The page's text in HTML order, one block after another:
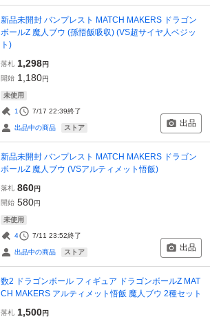
新品未開封 バンプレスト MATCH MAKERS ドラゴン
ボールZ 魔人ブウ (孫悟飯吸収) (VS超サイヤ人ベジッ
ト)
落札 1,298円
開始 1,180円
未使用
1 7/17 22:39終了
出品中の商品 ストア 出品
新品未開封 バンプレスト MATCH MAKERS ドラゴン
ボールZ 魔人ブウ (VSアルティメット悟飯)
落札 860円
開始 580円
未使用
4 7/11 23:52終了
出品中の商品 ストア 出品
数2 ドラゴンボール フィギュア ドラゴンボールZ MAT
CH MAKERS アルティメット悟飯 魔人ブウ 2種セット
落札 1,500円